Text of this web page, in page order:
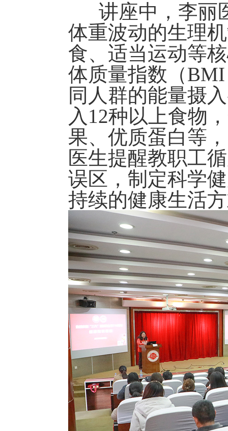
讲座中，李丽
体重波动的生理
食、适当运动等
体质量指数（
同人群的能量摄
入12种以上食物
果、优质蛋白等
医生提醒教职工
误区，制定科学
持续的健康生活